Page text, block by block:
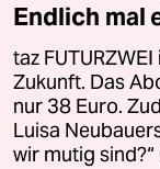
Endlich mal
taz
Zukunft. Das
nur 38 Euro.
Luisa
wir mutig